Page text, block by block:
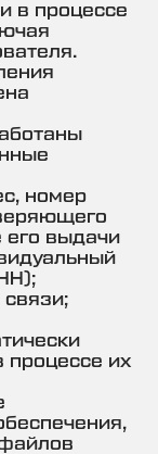
в процессе
номер
его выдачи
процессе их